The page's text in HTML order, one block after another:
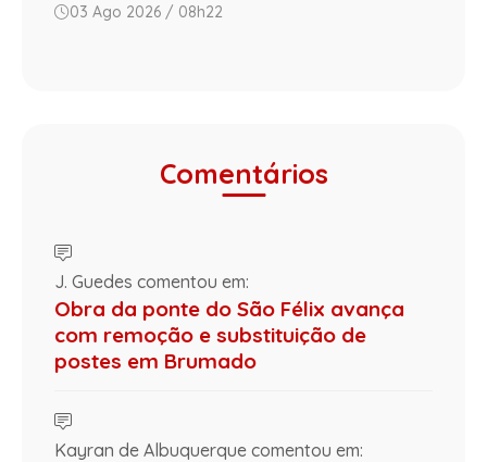
03 Ago 2026 / 08h22
Comentários
J. Guedes comentou em:
Obra da ponte do São Félix avança
com remoção e substituição de
postes em Brumado
Kayran de Albuquerque comentou em: